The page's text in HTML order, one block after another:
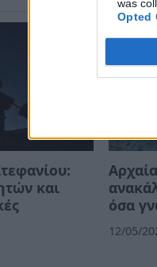
was
Opted
και
όσα
12/05/